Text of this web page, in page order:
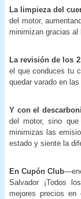
La limpieza del
del motor,
minimizan gracias al
La revisión de los
el que conduces tu
quedar varado en
Y con el
del motor, sino
minimizas las
estado y siente la
En Cupón Club
Salvador ¡Todos
mejores precios